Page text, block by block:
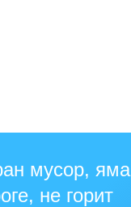
мусор, яма
не горит